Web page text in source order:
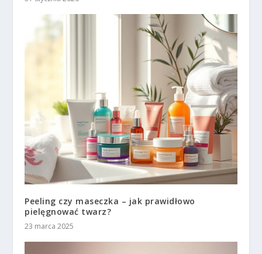
Peeling czy maseczka – jak prawidłowo
pielęgnować twarz?
23 marca 2025